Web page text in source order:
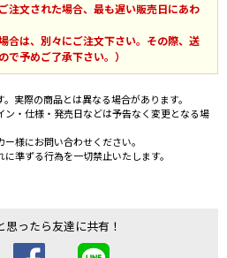
注文された場合、最も遅い販売日にあわ
合は、別々にご注文下さい。その際、送
予めご了承下さい。）
実際の商品とは異なる場合があります。
ン・仕様・発売日などは予告なく変更となる場
様にお問い合わせください。
準ずる行為を一切禁止いたします。
思ったら友達に共有！